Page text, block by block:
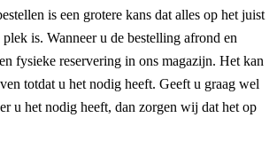
is een grotere kans dat alles op het juist
is. Wanneer u de bestelling afrond en
fysieke reservering in ons magazijn. Het kan
totdat u het nodig heeft. Geeft u graag wel
u het nodig heeft, dan zorgen wij dat het op